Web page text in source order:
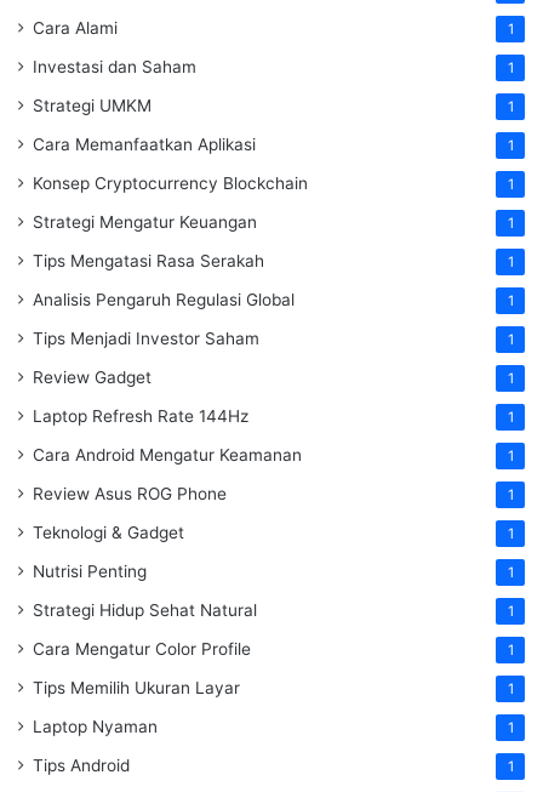
Cara Alami 1
Investasi dan Saham 1
Strategi UMKM 1
Cara Memanfaatkan Aplikasi 1
Konsep Cryptocurrency Blockchain 1
Strategi Mengatur Keuangan 1
Tips Mengatasi Rasa Serakah 1
Analisis Pengaruh Regulasi Global 1
Tips Menjadi Investor Saham 1
Review Gadget 1
Laptop Refresh Rate 144Hz 1
Cara Android Mengatur Keamanan 1
Review Asus ROG Phone 1
Teknologi & Gadget 1
Nutrisi Penting 1
Strategi Hidup Sehat Natural 1
Cara Mengatur Color Profile 1
Tips Memilih Ukuran Layar 1
Laptop Nyaman 1
Tips Android 1